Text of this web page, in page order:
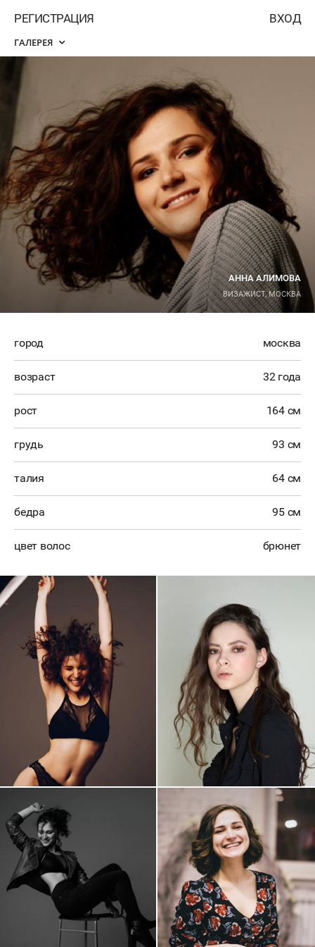
ВХОД
РЕГИСТРАЦИЯ
ГАЛЕРЕЯ
АННА АЛИМОВА
ВИЗАЖИСТ, МОСКВА
город москва
возраст 32 года
рост 164 см
грудь 93 см
талия 64 см
бедра 95 см
цвет волос брюнет